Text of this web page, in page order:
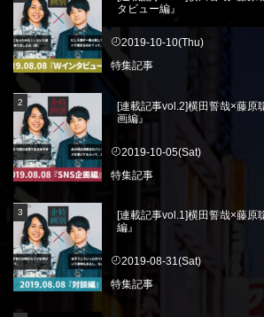
タビュー編』
2019-10-10(Thu)
特集記事
[連載記事vol.2]横田誓哉×藤原
画編』
2019-10-05(Sat)
特集記事
[連載記事vol.1]横田誓哉×藤原
編』
2019-08-31(Sat)
特集記事